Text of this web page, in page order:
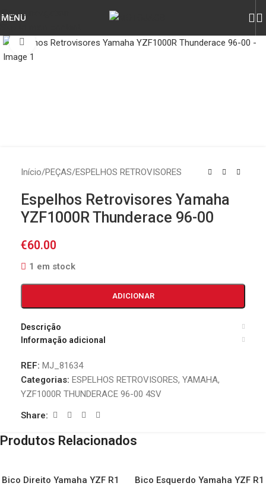
Skip to navigation
MENU
Click to enlarge
Início/PEÇAS/ESPELHOS RETROVISORES
Espelhos Retrovisores Yamaha
YZF1000R Thunderace 96-00
€60.00
1 em stock
ADICIONAR
Descrição
Informação adicional
REF: MJ_81634
Categorias: ESPELHOS RETROVISORES, YAMAHA,
YZF1000R THUNDERACE 96-00 4SV
Share:
Produtos Relacionados
Bico Direito Yamaha YZF R1
Bico Esquerdo Yamaha YZF R1